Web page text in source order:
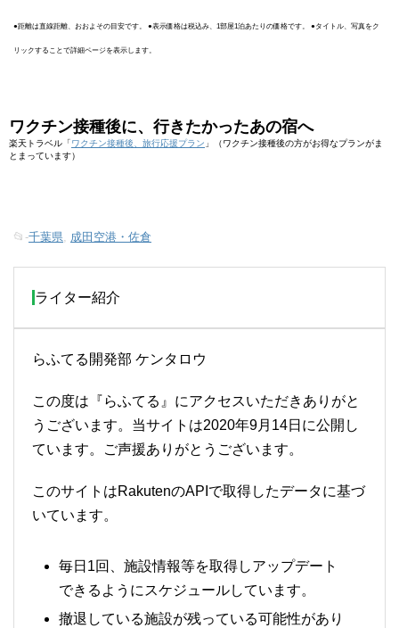
●距離は直線距離、おおよその目安です。 ●表示価格は税込み、1部屋1泊あたりの価格です。 ●タイトル、写真をク
リックすることで詳細ページを表示します。
ワクチン接種後に、行きたかったあの宿へ
楽天トラベル「ワクチン接種後、旅行応援プラン 」（ワクチン接種後の方がお得なプランがま
とまっています）
📂-千葉県, 成田空港・佐倉
ライター紹介
らふてる開発部 ケンタロウ
この度は『らふてる』にアクセスいただきありがと
うございます。当サイトは2020年9月14日に公開し
ています。ご声援ありがとうございます。
このサイトはRakutenのAPIで取得したデータに基づ
いています。
毎日1回、施設情報等を取得しアップデート
できるようにスケジュールしています。
撤退している施設が残っている可能性があり